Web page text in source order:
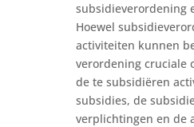
subsidieverordening
Hoewel
activiteiten kunnen
verordening cruciale
de te subsidiëren
subsidies, de
verplichtingen en de